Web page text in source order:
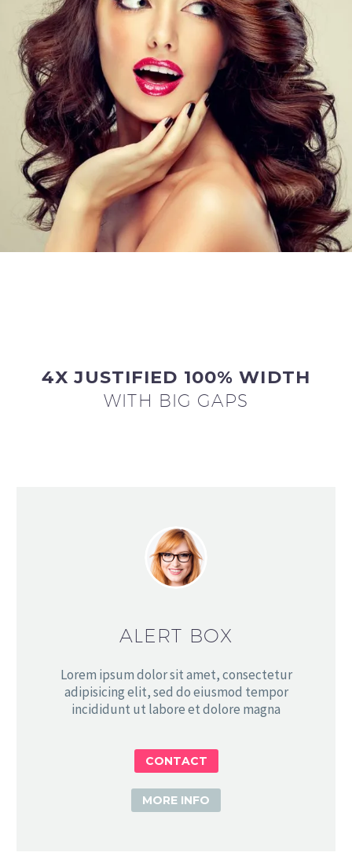
4X JUSTIFIED 100% WIDTH
WITH BIG GAPS
ALERT BOX
Lorem ipsum dolor sit amet, consectetur
adipisicing elit, sed do eiusmod tempor
incididunt ut labore et dolore magna
CONTACT
MORE INFO